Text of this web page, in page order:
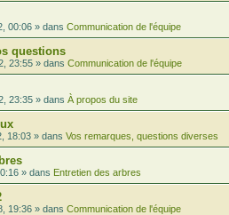
00:06 » dans Communication de l'équipe
questions
23:55 » dans Communication de l'équipe
23:35 » dans À propos du site
18:03 » dans Vos remarques, questions diverses
» dans Entretien des arbres
19:36 » dans Communication de l'équipe